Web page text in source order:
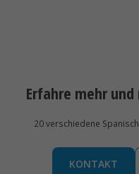
Erfahre mehr
20 verschiedene
KONTAKT